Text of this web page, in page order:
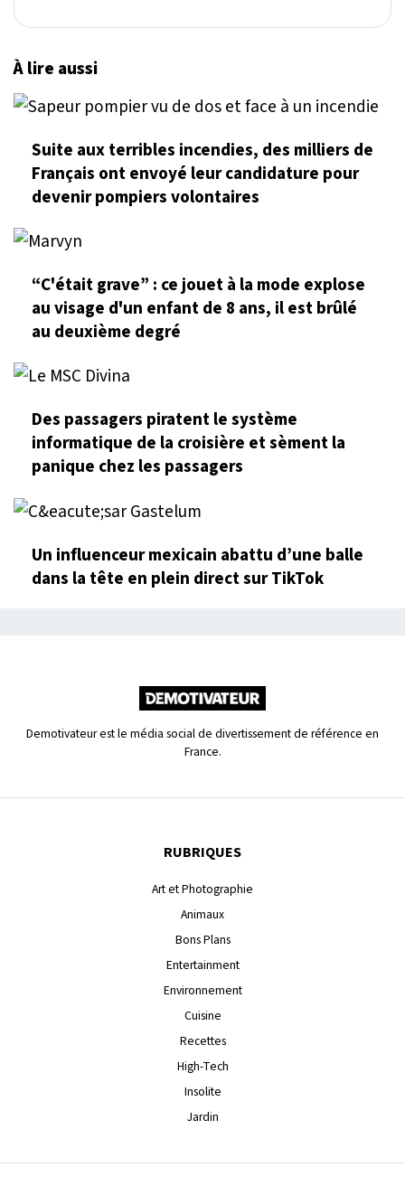
À lire aussi
Suite aux terribles incendies, des milliers de
Français ont envoyé leur candidature pour
devenir pompiers volontaires
“C'était grave” : ce jouet à la mode explose
au visage d'un enfant de 8 ans, il est brûlé
au deuxième degré
Des passagers piratent le système
informatique de la croisière et sèment la
panique chez les passagers
Un influenceur mexicain abattu d’une balle
dans la tête en plein direct sur TikTok
Demotivateur est le média social de divertissement de référence en
France.
RUBRIQUES
Art et Photographie
Animaux
Bons Plans
Entertainment
Environnement
Cuisine
Recettes
High-Tech
Insolite
Jardin